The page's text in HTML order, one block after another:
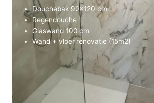
Douchebak 90×120 cm
Regendouche
Glaswand 100 cm
Wand + vloer renovatie (15m2)